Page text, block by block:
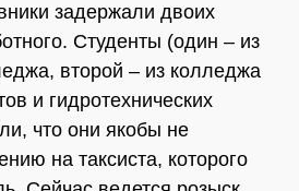
задержали двоих
Студенты (один – из
второй – из колледжа
и гидротехнических
что они якобы не
на таксиста, которого